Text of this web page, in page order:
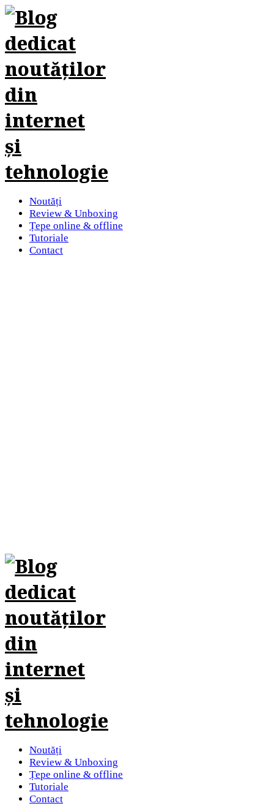
Noutăți
Review & Unboxing
Țepe online & offline
Tutoriale
Contact
Noutăți
Review & Unboxing
Țepe online & offline
Tutoriale
Contact